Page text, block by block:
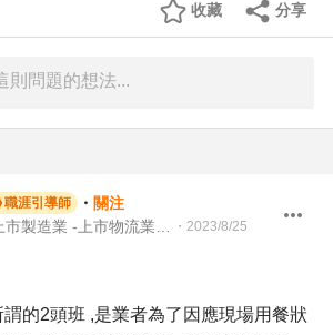
分享
收藏
職涯引導師 ・ 關注
・ 2023/8/25
的2頭班 ,是業者為了因應現場用餐狀